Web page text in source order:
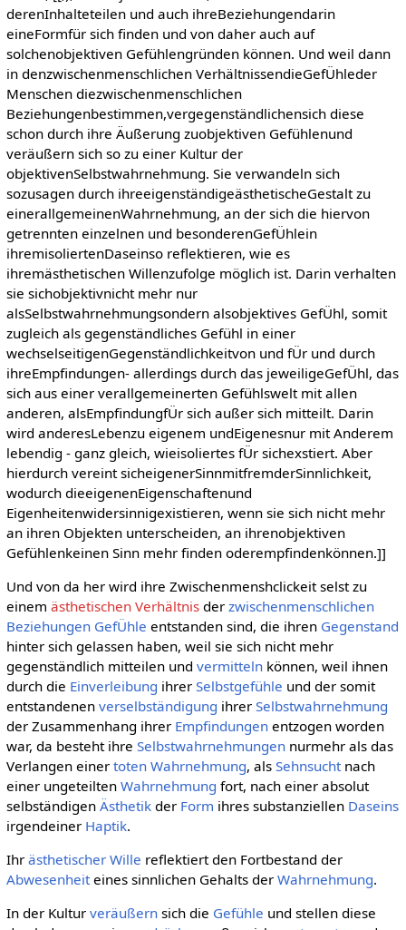
derenInhalteteilen und auch ihreBeziehungendarin
eineFormfür sich finden und von daher auch auf
solchenobjektiven Gefühlengründen können. Und weil dann
in denzwischenmenschlichen VerhältnissendieGefÜhleder
Menschen diezwischenmenschlichen
Beziehungenbestimmen,vergegenständlichensich diese
schon durch ihre Äußerung zuobjektiven Gefühlenund
veräußern sich so zu einer Kultur der
objektivenSelbstwahrnehmung. Sie verwandeln sich
sozusagen durch ihreeigenständigeästhetischeGestalt zu
einerallgemeinenWahrnehmung, an der sich die hiervon
getrennten einzelnen und besonderenGefÜhlein
ihremisoliertenDaseinso reflektieren, wie es
ihremästhetischen Willenzufolge möglich ist. Darin verhalten
sie sichobjektivnicht mehr nur
alsSelbstwahrnehmungsondern alsobjektives GefÜhl, somit
zugleich als gegenständliches Gefühl in einer
wechselseitigenGegenständlichkeitvon und fÜr und durch
ihreEmpfindungen- allerdings durch das jeweiligeGefÜhl, das
sich aus einer verallgemeinerten Gefühlswelt mit allen
anderen, alsEmpfindungfÜr sich außer sich mitteilt. Darin
wird anderesLebenzu eigenem undEigenesnur mit Anderem
lebendig - ganz gleich, wieisoliertes fÜr sichexstiert. Aber
hierdurch vereint sicheigenerSinnmitfremderSinnlichkeit,
wodurch dieeigenenEigenschaftenund
Eigenheitenwidersinnigexistieren, wenn sie sich nicht mehr
an ihren Objekten unterscheiden, an ihrenobjektiven
Gefühlenkeinen Sinn mehr finden oderempfindenkönnen.]]
Und von da her wird ihre Zwischenmenshclickeit selst zu
einem ästhetischen Verhältnisder zwischenmenschlichen
Beziehungen GefÜhle entstanden sind, die ihren Gegenstand
hinter sich gelassen haben, weil sie sich nicht mehr
gegenständlich mitteilen und vermittelnkönnen, weil ihnen
durch die Einverleibung ihrer Selbstgefühle und der somit
entstandenen verselbständigung ihrer Selbstwahrnehmung
der Zusammenhang ihrer Empfindungenentzogen worden
war, da besteht ihre Selbstwahrnehmungennurmehr als das
Verlangen einer toten Wahrnehmung, als Sehnsuchtnach
einer ungeteilten Wahrnehmung fort, nach einer absolut
selbständigen Ästhetikder Form ihres substanziellen Daseins
irgendeiner Haptik.
Ihr ästhetischer Wille reflektiert den Fortbestand der
Abwesenheiteines sinnlichen Gehalts der Wahrnehmung.
In der Kultur veräußernsich die Gefühle und stellen diese